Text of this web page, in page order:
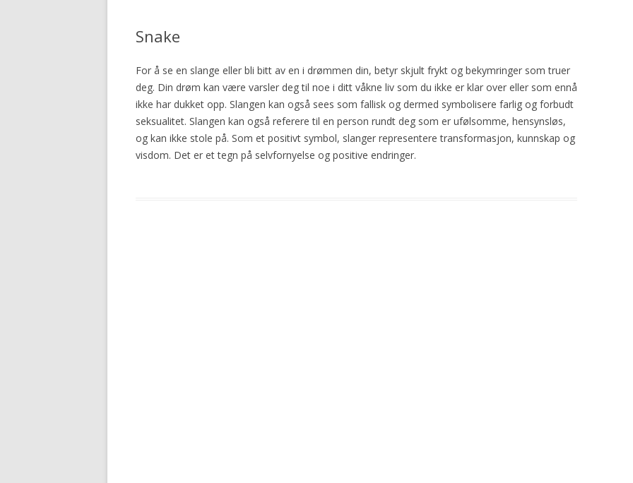
Snake
For å se en slange eller bli bitt av en i drømmen din, betyr skjult frykt og bekymringer som truer
deg. Din drøm kan være varsler deg til noe i ditt våkne liv som du ikke er klar over eller som ennå
ikke har dukket opp. Slangen kan også sees som fallisk og dermed symbolisere farlig og forbudt
seksualitet. Slangen kan også referere til en person rundt deg som er ufølsomme, hensynsløs,
og kan ikke stole på. Som et positivt symbol, slanger representere transformasjon, kunnskap og
visdom. Det er et tegn på selvfornyelse og positive endringer.